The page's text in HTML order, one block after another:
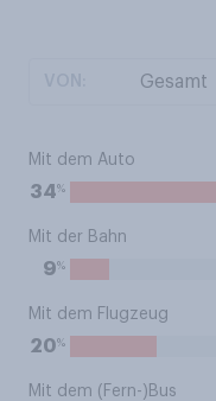
Mit dem Auto
34%
Mit der Bahn
9%
Mit dem Flugzeug
20%
Mit dem (Fern-)Bus